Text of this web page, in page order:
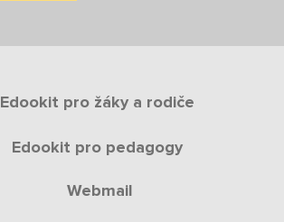
Edookit pro žáky a rodiče
Edookit pro pedagogy
Webmail